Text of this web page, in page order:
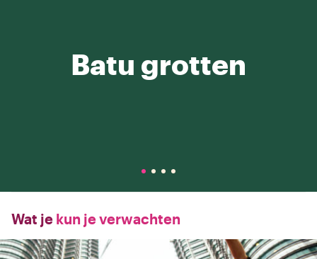
Batu grotten
Wat je kun je verwachten